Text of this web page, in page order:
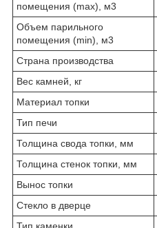
помещения (max), м3
Объем парильного
помещения (min), м3
Страна производства
Вес камней, кг
Материал топки
Тип печи
Толщина свода топки, мм
Толщина стенок топки, мм
Вынос топки
Стекло в дверце